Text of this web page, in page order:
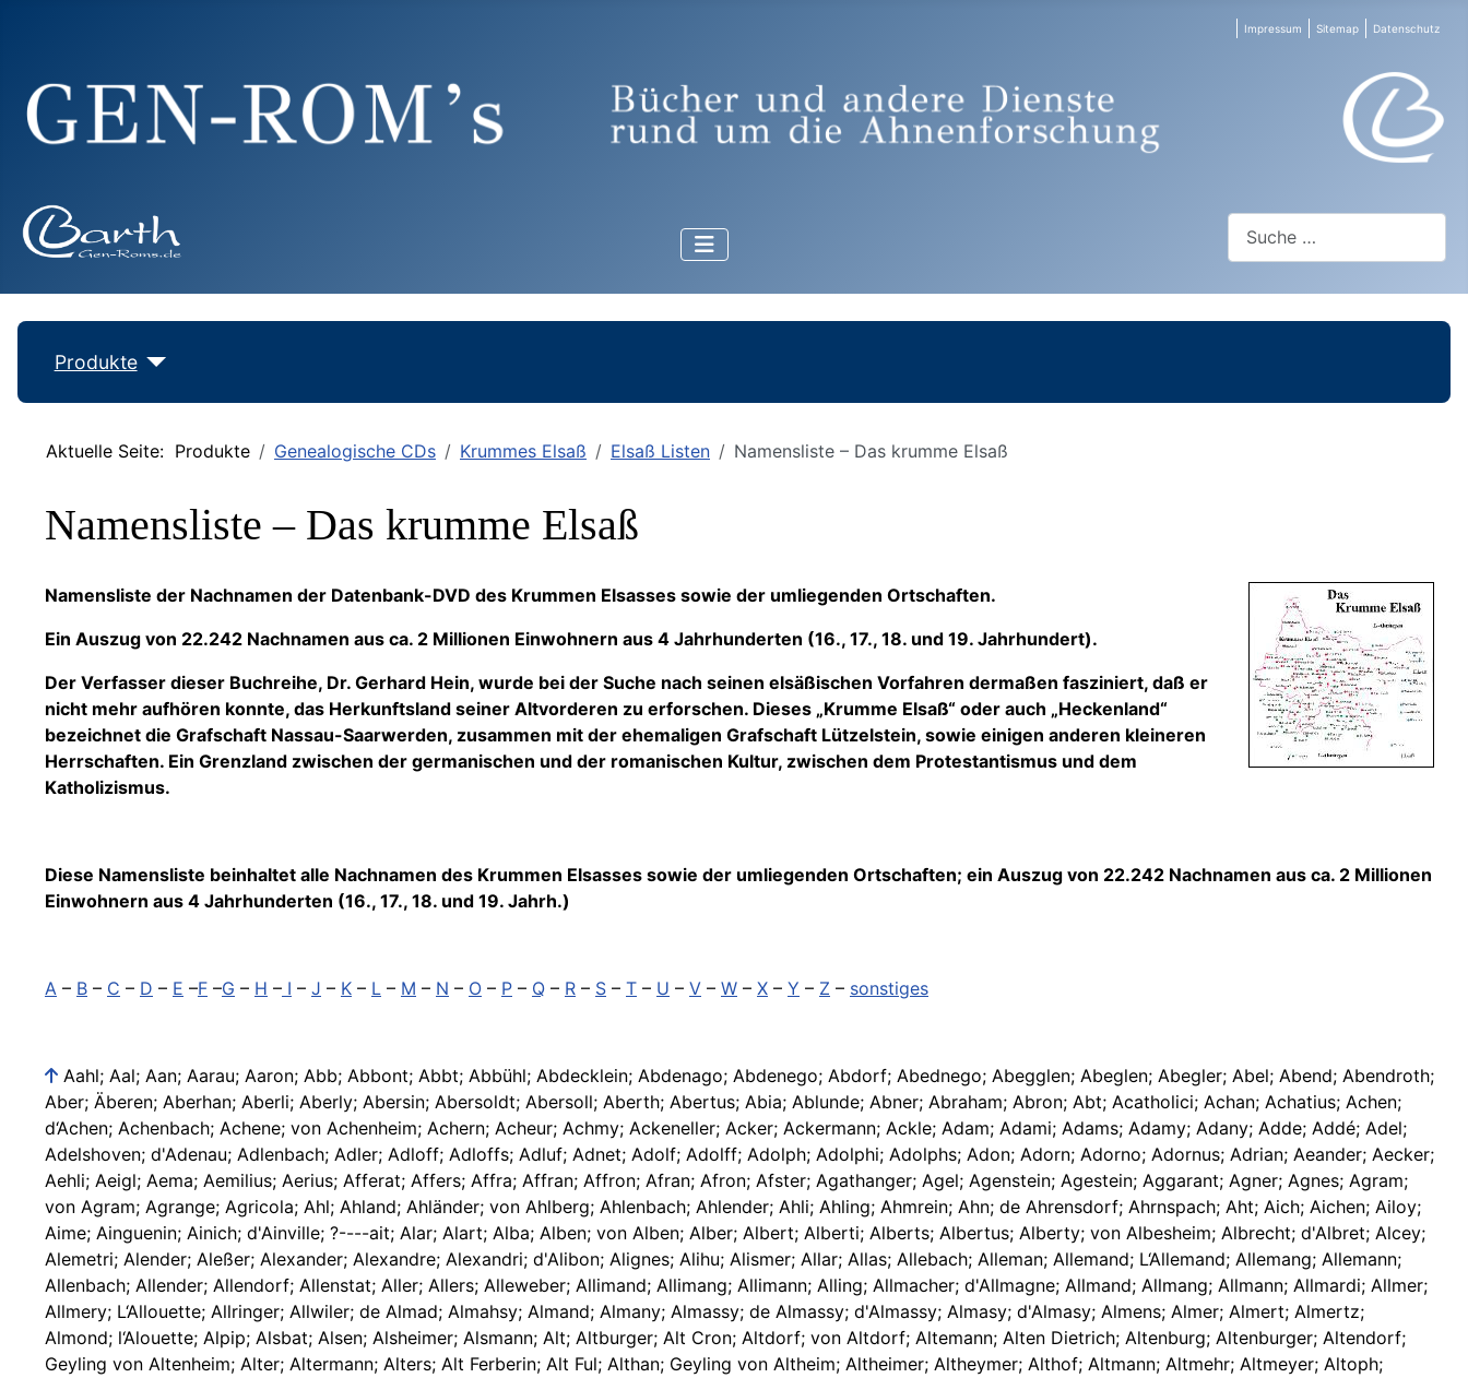
Impressum Sitemap Datenschutz
Produkte
Aktuelle Seite: Produkte Genealogische CDs Krummes Elsaß Elsaß Listen Namensliste – Das krumme Elsaß
Namensliste – Das krumme Elsaß
Namensliste der Nachnamen der Datenbank-DVD des Krummen Elsasses sowie der umliegenden Ortschaften.
Ein Auszug von 22.242 Nachnamen aus ca. 2 Millionen Einwohnern aus 4 Jahrhunderten (16., 17., 18. und 19. Jahrhundert).
Der Verfasser dieser Buchreihe, Dr. Gerhard Hein, wurde bei der Suche nach seinen elsäßischen Vorfahren dermaßen fasziniert, daß er
nicht mehr aufhören konnte, das Herkunftsland seiner Altvorderen zu erforschen. Dieses „Krumme Elsaß“ oder auch „Heckenland“
bezeichnet die Grafschaft Nassau-Saarwerden, zusammen mit der ehemaligen Grafschaft Lützelstein, sowie einigen anderen kleineren
Herrschaften. Ein Grenzland zwischen der germanischen und der romanischen Kultur, zwischen dem Protestantismus und dem
Katholizismus.
Diese Namensliste beinhaltet alle Nachnamen des Krummen Elsasses sowie der umliegenden Ortschaften; ein Auszug von 22.242 Nachnamen aus ca. 2 Millionen
Einwohnern aus 4 Jahrhunderten (16., 17., 18. und 19. Jahrh.)
A – B – C – D – E –F –G – H – I – J – K – L – M – N – O – P – Q – R – S – T – U – V – W – X – Y – Z – sonstiges
Aahl; Aal; Aan; Aarau; Aaron; Abb; Abbont; Abbt; Abbühl; Abdecklein; Abdenago; Abdenego; Abdorf; Abednego; Abegglen; Abeglen; Abegler; Abel; Abend; Abendroth;
Aber; Äberen; Aberhan; Aberli; Aberly; Abersin; Abersoldt; Abersoll; Aberth; Abertus; Abia; Ablunde; Abner; Abraham; Abron; Abt; Acatholici; Achan; Achatius; Achen;
d‘Achen; Achenbach; Achene; von Achenheim; Achern; Acheur; Achmy; Ackeneller; Acker; Ackermann; Ackle; Adam; Adami; Adams; Adamy; Adany; Adde; Addé; Adel;
Adelshoven; d'Adenau; Adlenbach; Adler; Adloff; Adloffs; Adluf; Adnet; Adolf; Adolff; Adolph; Adolphi; Adolphs; Adon; Adorn; Adorno; Adornus; Adrian; Aeander; Aecker;
Aehli; Aeigl; Aema; Aemilius; Aerius; Afferat; Affers; Affra; Affran; Affron; Afran; Afron; Afster; Agathanger; Agel; Agenstein; Agestein; Aggarant; Agner; Agnes; Agram;
von Agram; Agrange; Agricola; Ahl; Ahland; Ahländer; von Ahlberg; Ahlenbach; Ahlender; Ahli; Ahling; Ahmrein; Ahn; de Ahrensdorf; Ahrnspach; Aht; Aich; Aichen; Ailoy;
Aime; Ainguenin; Ainich; d'Ainville; ?----ait; Alar; Alart; Alba; Alben; von Alben; Alber; Albert; Alberti; Alberts; Albertus; Alberty; von Albesheim; Albrecht; d'Albret; Alcey;
Alemetri; Alender; Aleßer; Alexander; Alexandre; Alexandri; d'Alibon; Alignes; Alihu; Alismer; Allar; Allas; Allebach; Alleman; Allemand; L‘Allemand; Allemang; Allemann;
Allenbach; Allender; Allendorf; Allenstat; Aller; Allers; Alleweber; Allimand; Allimang; Allimann; Alling; Allmacher; d'Allmagne; Allmand; Allmang; Allmann; Allmardi; Allmer;
Allmery; L‘Allouette; Allringer; Allwiler; de Almad; Almahsy; Almand; Almany; Almassy; de Almassy; d'Almassy; Almasy; d'Almasy; Almens; Almer; Almert; Almertz;
Almond; l‘Alouette; Alpip; Alsbat; Alsen; Alsheimer; Alsmann; Alt; Altburger; Alt Cron; Altdorf; von Altdorf; Altemann; Alten Dietrich; Altenburg; Altenburger; Altendorf;
Geyling von Altenheim; Alter; Altermann; Alters; Alt Ferberin; Alt Ful; Althan; Geyling von Altheim; Altheimer; Altheymer; Althof; Altmann; Altmehr; Altmeyer; Altoph;